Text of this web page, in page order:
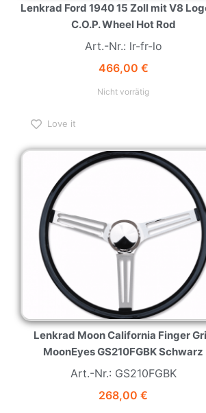
Lenkrad Ford 1940 15 Zoll mit V8
C.O.P. Wheel Hot Rod
Art.-Nr.: lr-fr-lo
466,00 €
Nicht vorrätig
Love it
Lenkrad Moon California Finger
MoonEyes GS210FGBK Schwarz
Art.-Nr.: GS210FGBK
268,00 €